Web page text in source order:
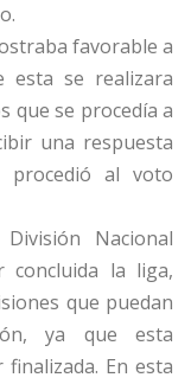
favorable a
esta se realizara
que se procedía a
una respuesta
procedió al voto
Nacional
concluida la liga,
que puedan
ya que esta
En esta